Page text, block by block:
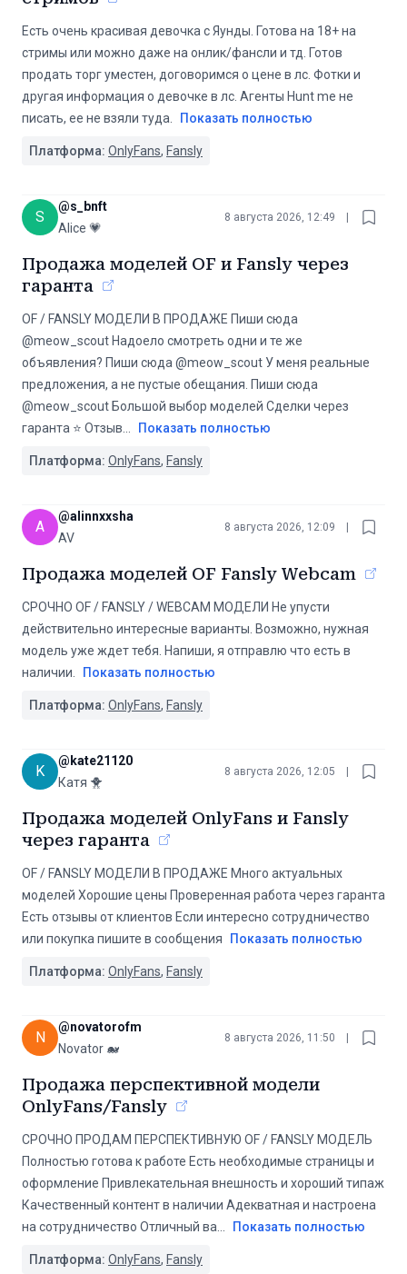
Есть очень красивая девочка с Яунды. Готова на 18+ на
стримы или можно даже на онлик/фансли и тд. Готов
продать торг уместен, договоримся о цене в лс. Фотки и
другая информация о девочке в лс. Агенты Hunt me не
писать, ее не взяли туда.
Показать полностью
Платформа: OnlyFans, Fansly
S
@s_bnft
Alice 💗
8 августа 2026, 12:49
Продажа моделей OF и Fansly через
гаранта
OF / FANSLY МОДЕЛИ В ПРОДАЖЕ Пиши сюда
@meow_scout Надоело смотреть одни и те же
объявления? Пиши сюда @meow_scout У меня реальные
предложения, а не пустые обещания. Пиши сюда
@meow_scout Большой выбор моделей Сделки через
гаранта ⭐ Отзыв
Показать полностью
Платформа: OnlyFans, Fansly
A
@alinnxxsha
AV
8 августа 2026, 12:09
Продажа моделей OF Fansly Webcam
СРОЧНО OF / FANSLY / WEBCAM МОДЕЛИ Не упусти
действительно интересные варианты. Возможно, нужная
модель уже ждет тебя. Напиши, я отправлю что есть в
наличии.
Показать полностью
Платформа: OnlyFans, Fansly
K
@ kate21120
Катя 🐥
8 августа 2026, 12:05
Продажа моделей OnlyFans и Fansly
через гаранта
OF / FANSLY МОДЕЛИ В ПРОДАЖЕ Много актуальных
моделей Хорошие цены Проверенная работа через гаранта
Есть отзывы от клиентов Если интересно сотрудничество
или покупка пишите в сообщения
Показать полностью
Платформа: OnlyFans, Fansly
N
@novatorofm
Novator 🐋
8 августа 2026, 11:50
Продажа перспективной модели
OnlyFans/Fansly
СРОЧНО ПРОДАМ ПЕРСПЕКТИВНУЮ OF / FANSLY МОДЕЛЬ
Полностью готова к работе Есть необходимые страницы и
оформление Привлекательная внешность и хороший типаж
Качественный контент в наличии Адекватная и настроена
на сотрудничество Отличный ва
Показать полностью
Платформа: OnlyFans, Fansly